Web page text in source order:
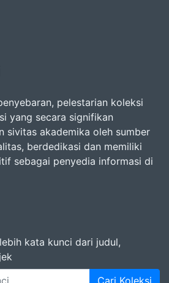
pelestarian koleksi
yang secara signifikan
sivitas akademika oleh sumber
berdedikasi dan memiliki
sebagai penyedia informasi di
kata kunci dari judul,
Cari Koleksi